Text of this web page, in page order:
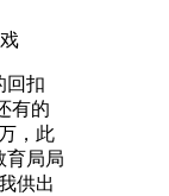
扣
有的
，此
育局局
供出